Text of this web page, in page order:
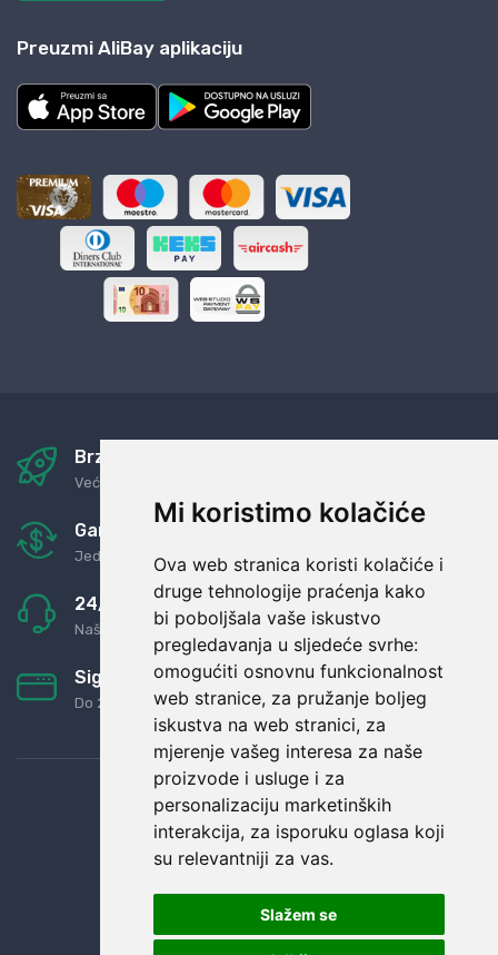
Mi koristimo kolačiće
Ova web stranica koristi kolačiće i
druge tehnologije praćenja kako
bi poboljšala vaše iskustvo
pregledavanja u sljedeće svrhe:
omogućiti osnovnu funkcionalnost
web stranice, za pružanje boljeg
iskustva na web stranici, za
mjerenje vašeg interesa za naše
proizvode i usluge i za
personalizaciju marketinških
interakcija, za isporuku oglasa koji
su relevantniji za vas.
Slažem se
Preuzmi AliBay aplikaciju
Brza i sigurna dostava
Već za nekoliko dana kod vas
Garancija u povrat novaca
Jednostavno pravilo: Roba za novac
24/7 odlična podrška
Naši agenti uvijek na raspolaganju
Sigurno obročno plaćanje
Do 24 rata bez kamata